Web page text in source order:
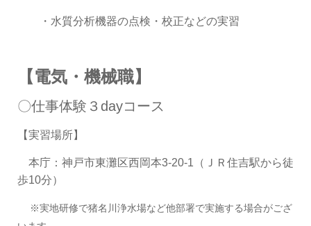
・水質分析機器の点検・校正などの実習
【電気・機械職】
〇仕事体験３dayコース
【実習場所】
本庁：神戸市東灘区西岡本3-20-1（ＪＲ住吉駅から徒
歩10分）
※実地研修で猪名川浄水場など他部署で実施する場合がござ